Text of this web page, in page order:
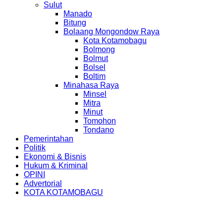
Sulut
Manado
Bitung
Bolaang Mongondow Raya
Kota Kotamobagu
Bolmong
Bolmut
Bolsel
Boltim
Minahasa Raya
Minsel
Mitra
Minut
Tomohon
Tondano
Pemerintahan
Politik
Ekonomi & Bisnis
Hukum & Kriminal
OPINI
Advertorial
KOTA KOTAMOBAGU